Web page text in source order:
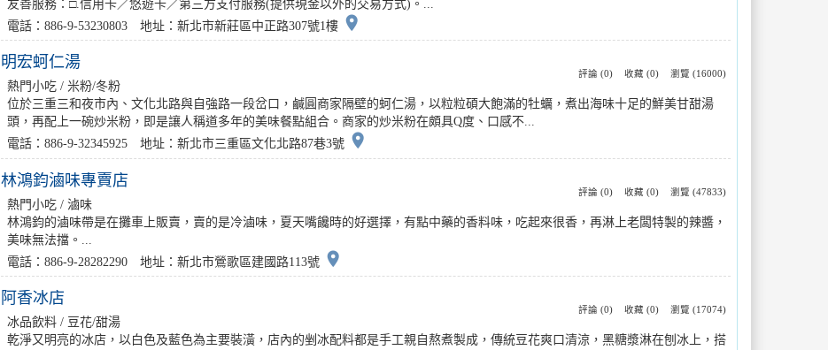
友善服務：□.信用卡／悠遊卡／第三方支付服務(提供現金以外的交易方式)。...
電話：886-9-53230803 地址：新北市新莊區中正路307號1樓 place
評論 (0) 收藏 (0) 瀏覽 (16000)
明宏蚵仁湯
熱門小吃 / 米粉/冬粉
位於三重三和夜市內、文化北路與自強路一段岔口，鹹圓商家隔壁的蚵仁湯，以粒粒碩大飽滿的牡蠣，煮出海味十足的鮮美甘甜湯
頭，再配上一碗炒米粉，即是讓人稱道多年的美味餐點組合。商家的炒米粉在頗具Q度、口感不...
電話：886-9-32345925 地址：新北市三重區文化北路87巷3號 place
評論 (0) 收藏 (0) 瀏覽 (47833)
林鴻鈞滷味專賣店
熱門小吃 / 滷味
林鴻鈞的滷味帶是在攤車上販賣，賣的是冷滷味，夏天嘴饞時的好選擇，有點中藥的香料味，吃起來很香，再淋上老闆特製的辣醬，
美味無法擋。...
電話：886-9-28282290 地址：新北市鶯歌區建國路113號 place
評論 (0) 收藏 (0) 瀏覽 (17074)
阿香冰店
冰品飲料 / 豆花/甜湯
乾淨又明亮的冰店，以白色及藍色為主要裝潢，店內的剉冰配料都是手工親自熬煮製成，傳統豆花爽口清涼，黑糖漿淋在刨冰上，搭